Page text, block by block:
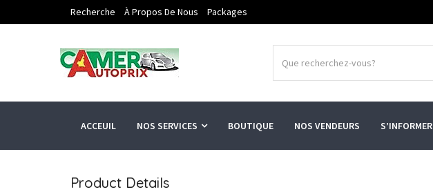
Recherche À Propos De Nous Packages
ACCEUIL NOS SERVICES BOUTIQUE NOS VENDEURS S’INFORMER
Product Details